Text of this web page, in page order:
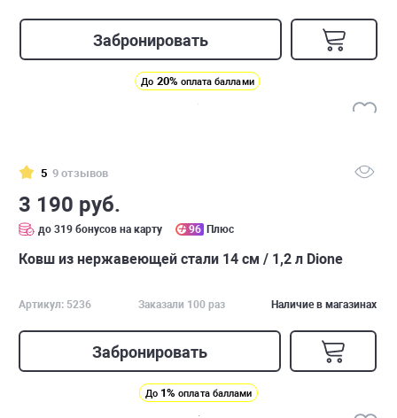
Забронировать
До 20% оплата баллами
5 9 отзывов
3 190 руб.
до 319 бонусов на карту 96 Плюс
Ковш из нержавеющей стали 14 см / 1,2 л Dione
Артикул: 5236 Заказали 100 раз Наличие в магазинах
Забронировать
До 1% оплата баллами